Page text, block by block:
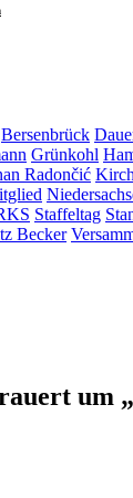
Bersenbrück
Grünkohl
Radončić
Staffeltag
Becker
um